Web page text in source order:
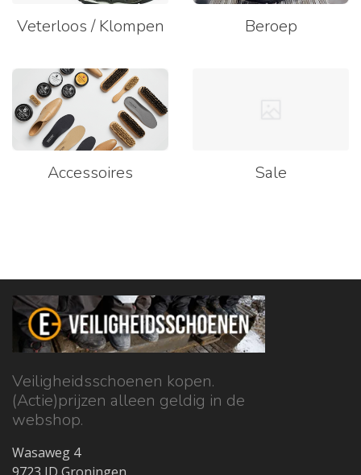
Veterloos / Klompen Beroep
Accessoires Sale
Veiligheidsschoenen kopen.
(Actie)prijzen alleen geldig in de
webshop.
Wasaweg 4